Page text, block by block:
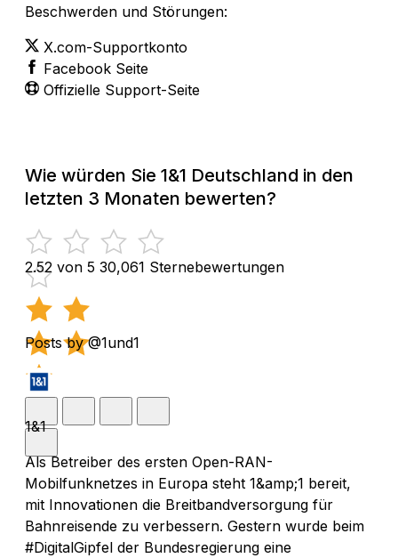
Beschwerden und Störungen:
X.com-Supportkonto
Facebook Seite
Offizielle Support-Seite
Wie würden Sie 1&1 Deutschland in den
letzten 3 Monaten bewerten?
2.52 von 5 30,061 Sternebewertungen
Posts by @1und1
1&1
Als Betreiber des ersten Open-RAN-
Mobilfunknetzes in Europa steht 1&amp;1 bereit,
mit Innovationen die Breitbandversorgung für
Bahnreisende zu verbessern. Gestern wurde beim
#DigitalGipfel der Bundesregierung eine